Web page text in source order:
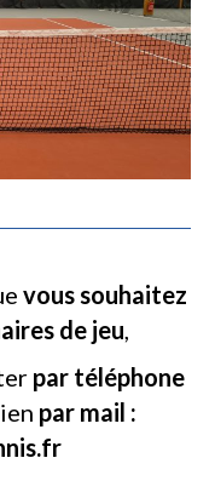
vous souhaitez
de jeu,
par téléphone
par mail :